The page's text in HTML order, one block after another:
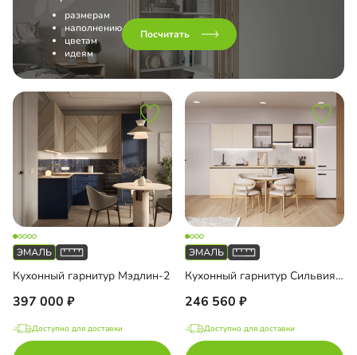
размерам
наполнению
цветам
идеям
Посчитать
Кухонный гарнитур Мэдлин-2
397 000
Доступно для доставки
Кухонный гарнитур Сильвия-5
246 560
Доступно для доставки